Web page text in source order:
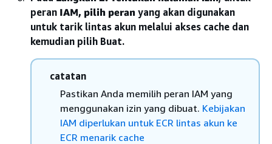
peran IAM, pilih peran yang akan digunakan
untuk tarik lintas akun melalui akses cache dan
kemudian pilih Buat.
catatan
Pastikan Anda memilih peran IAM yang
menggunakan izin yang dibuat. Kebijakan
IAM diperlukan untuk ECR lintas akun ke
ECR menarik cache